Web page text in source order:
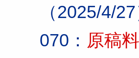
（2025/4/27
070： 原稿